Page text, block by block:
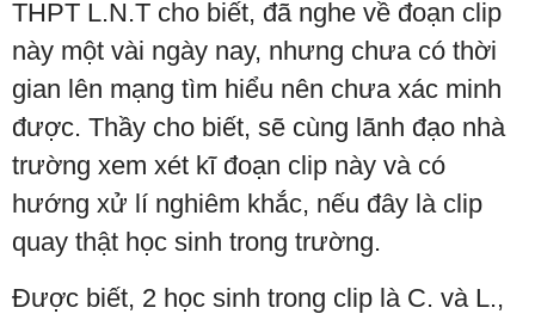
THPT L.N.T cho biết, đã nghe về đoạn clip
này một vài ngày nay, nhưng chưa có thời
gian lên mạng tìm hiểu nên chưa xác minh
được. Thầy cho biết, sẽ cùng lãnh đạo nhà
trường xem xét kĩ đoạn clip này và có
hướng xử lí nghiêm khắc, nếu đây là clip
quay thật học sinh trong trường.
Được biết, 2 học sinh trong clip là C. và L.,